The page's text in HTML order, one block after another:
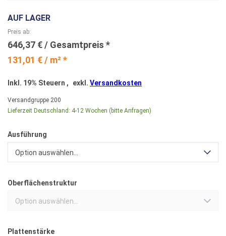
AUF LAGER
131,01 € / m² *
Preis ab
646,37 €
Inkl. 19% Steuern , exkl. Versandkosten
Versandgruppe 200
Lieferzeit Deutschland: 4-12 Wochen (bitte Anfragen)
Ausführung
Option auswählen...
Oberflächenstruktur
Option auswählen...
Plattenstärke